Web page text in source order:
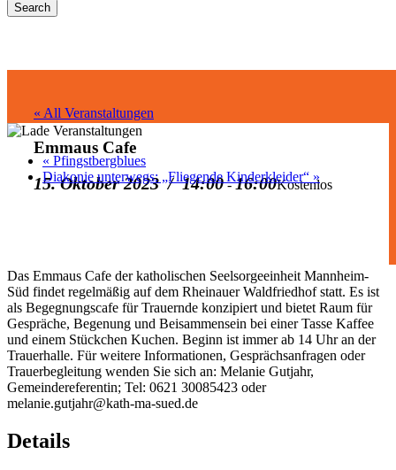
« All Veranstaltungen
Emmaus Cafe
15. Oktober 2023 / 14:00-16:00Kostenlos
« Pfingstbergblues
Diakonie unterwegs: „Fliegende Kinderkleider“ »
Das Emmaus Cafe der katholischen Seelsorgeeinheit Mannheim-
Süd findet regelmäßig auf dem Rheinauer Waldfriedhof statt. Es ist
als Begegnungscafe für Trauernde konzipiert und bietet Raum für
Gespräche, Begenung und Beisammensein bei einer Tasse Kaffee
und einem Stückchen Kuchen. Beginn ist immer ab 14 Uhr an der
Trauerhalle. Für weitere Informationen, Gesprächsanfragen oder
Trauerbegleitung wenden Sie sich an: Melanie Gutjahr,
Gemeindereferentin; Tel: 0621 30085423 oder
melanie.gutjahr@kath-ma-sued.de
Details